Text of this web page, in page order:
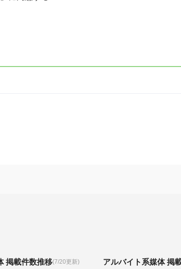
掲載件数推移(7/20更新) アルバイト系媒体 掲